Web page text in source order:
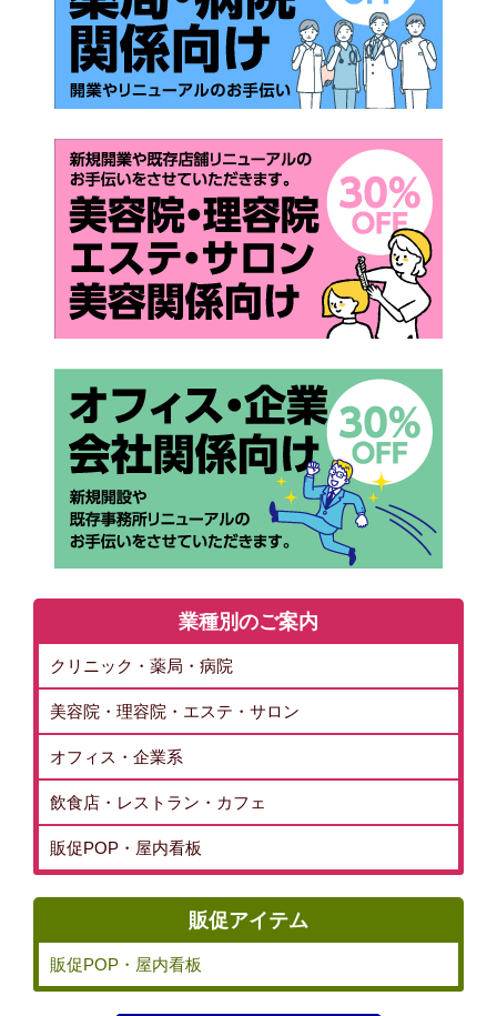
業種別のご案内
クリニック・薬局・病院
美容院・理容院・エステ・サロン
オフィス・企業系
飲食店・レストラン・カフェ
販促POP・屋内看板
販促アイテム
販促POP・屋内看板